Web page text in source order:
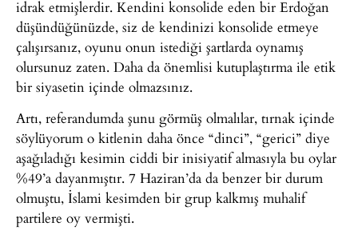
idrak etmişlerdir. Kendini konsolide eden bir Erdoğan
düşündüğünüzde, siz de kendinizi konsolide etmeye
çalışırsanız, oyunu onun istediği şartlarda oynamış
olursunuz zaten. Daha da önemlisi kutuplaştırma ile etik
bir siyasetin içinde olmazsınız.
Artı, referandumda şunu görmüş olmalılar, tırnak içinde
söylüyorum o kitlenin daha önce “dinci”, “gerici” diye
aşağıladığı kesimin ciddi bir inisiyatif almasıyla bu oylar
%49’a dayanmıştır. 7 Haziran’da da benzer bir durum
olmuştu, İslami kesimden bir grup kalkmış muhalif
partilere oy vermişti.